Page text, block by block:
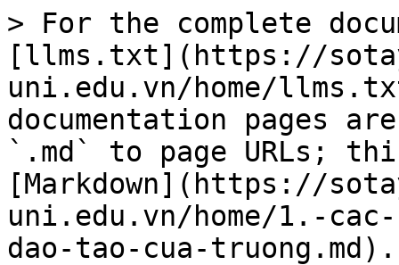
> For the complete
[llms.txt](https://
uni.edu.vn/home/
documentation pages
`.md` to page URLs;
[Markdown](https://
uni.edu.vn/home/1.-
dao-tao-cua-truong.md).